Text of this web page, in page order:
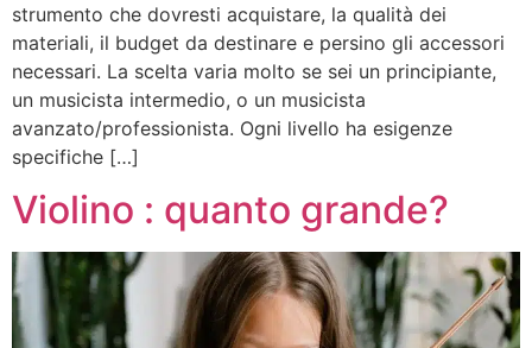
strumento che dovresti acquistare, la qualità dei
materiali, il budget da destinare e persino gli accessori
necessari. La scelta varia molto se sei un principiante,
un musicista intermedio, o un musicista
avanzato/professionista. Ogni livello ha esigenze
specifiche […]
Violino : quanto grande?